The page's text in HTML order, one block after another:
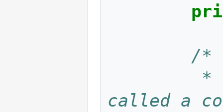
/*
called a